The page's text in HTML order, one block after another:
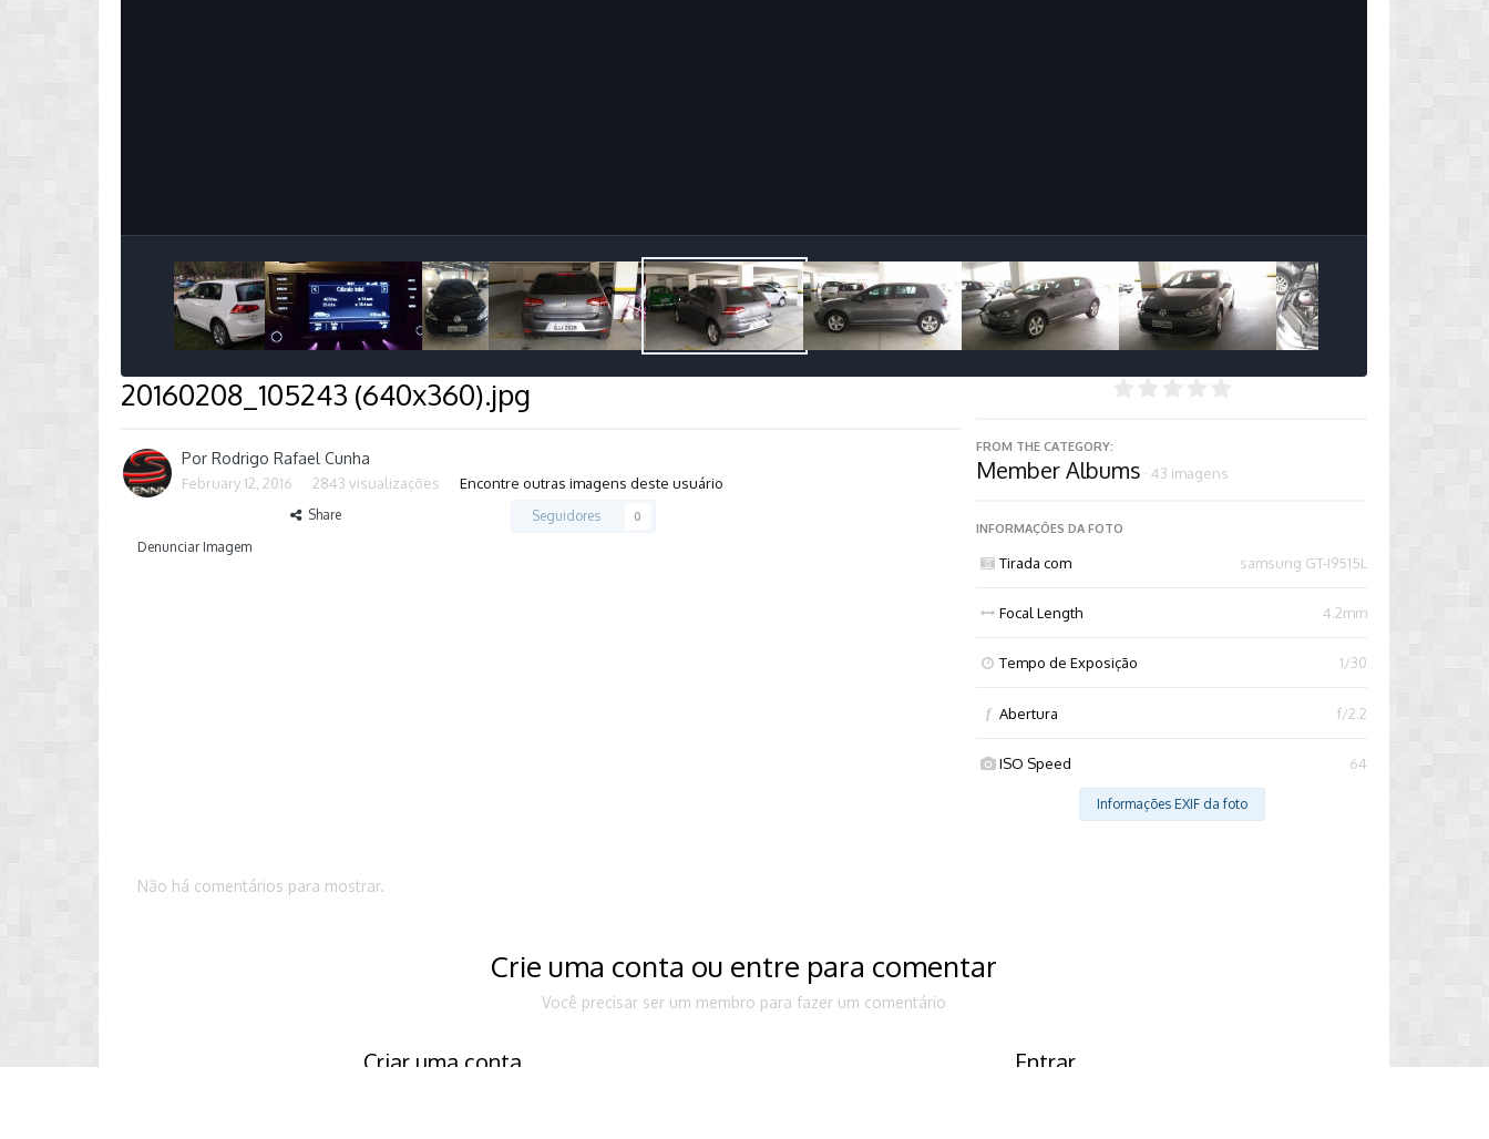
20160208_105243 (640x360).jpg
PorRodrigo Rafael Cunha
February 12, 2016 2843 visualizações Encontre outras imagens deste usuário
Share Seguidores 0
Denunciar Imagem
FROM THE CATEGORY:
Member Albums · 43 imagens
INFORMAÇÕES DA FOTO
Tirada com samsung GT-I9515L
Focal Length 4.2mm
Tempo de Exposição 1/30
f Abertura f/2.2
ISO Speed 64
Informações EXIF da foto
Não há comentários para mostrar.
Crie uma conta ou entre para comentar
Você precisar ser um membro para fazer um comentário
Criar uma conta Entrar